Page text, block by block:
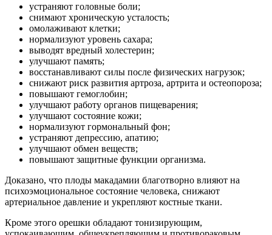
устраняют головные боли;
снимают хроническую усталость;
омолаживают клетки;
нормализуют уровень сахара;
выводят вредный холестерин;
улучшают память;
восстанавливают силы после физических нагрузок;
снижают риск развития артроза, артрита и остеопороза;
повышают гемоглобин;
улучшают работу органов пищеварения;
улучшают состояние кожи;
нормализуют гормональный фон;
устраняют депрессию, апатию;
улучшают обмен веществ;
повышают защитные функции организма.
Доказано, что плоды макадамии благотворно влияют на
психоэмоциональное состояние человека, снижают
артериальное давление и укрепляют костные ткани.
Кроме этого орешки обладают тонизирующим,